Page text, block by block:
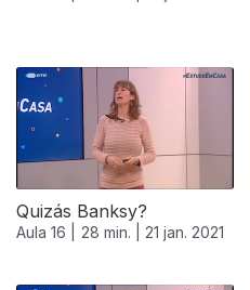
Quizás Banksy?
Aula 16 | 28 min. | 21 jan. 2021